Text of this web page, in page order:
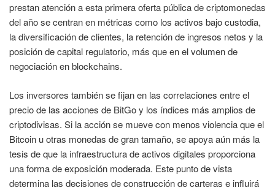
prestan atención a esta primera oferta pública de criptomonedas
del año se centran en métricas como los activos bajo custodia,
la diversificación de clientes, la retención de ingresos netos y la
posición de capital regulatorio, más que en el volumen de
negociación en blockchains.
Los inversores también se fijan en las correlaciones entre el
precio de las acciones de BitGo y los índices más amplios de
criptodivisas. Si la acción se mueve con menos violencia que el
Bitcoin u otras monedas de gran tamaño, se apoya aún más la
tesis de que la infraestructura de activos digitales proporciona
una forma de exposición moderada. Este punto de vista
determina las decisiones de construcción de carteras e influirá